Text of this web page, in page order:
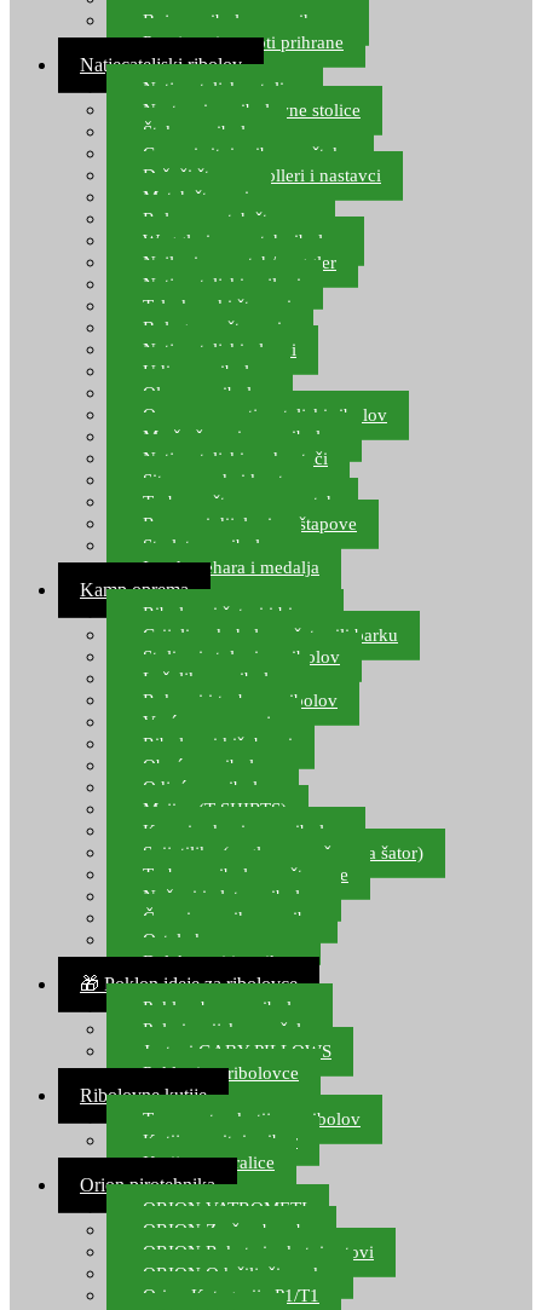
Boje za ribolovnu prihranu
Provjereni recepti prihrane
Natjecateljski ribolov
Natjecateljske stolice
Nastavci za ribolovne stolice
Šteke za ribolov
Gume i sitni pribor za šteku
Držači štapova rolleri i nastavci
Match štapovi
Role za match štapove
Waggleri za match ribolov
Najloni za match/waggler
Natjecateljski najloni
Teleskopski štapovi
Bolognese štapovi
Natjecateljski plovci
Udice za ribolov
Olovo za ribolov
Oprema za natjecateljski ribolov
Mreže čuvarice za ribolov
Natjecateljski podmetači
Sito, posude i kante
Torbe za štapove – match
Rezervni dijelovi za štapove
Starlete za ribolov
Izrada pehara i medalja
Kamp oprema
Ribolovni šatori i bivvy
Grijalice, kuhala za šator ili barku
Stolice i stolovi za ribolov
Ležaljke za ribolov
Ruksaci i torbe za ribolov
Vreće za spavanje
Ribolovni kišobrani
Obuća za ribolov
Odjeća za ribolov
Majice (T-SHIRTS)
Kape i rukavice za ribolov
Svijetiljke (naglavne, ručne, za šator)
Torbe za ribolovne štapove
Noževi i alat za ribolov
Čamci za prihranu ribe
Ostala kamp oprema
Dalekozori i optika
🎁 Poklon ideje za ribolovce
Poklon bon za ribolov
Polarizacijske naočale
Jastuci GABY PILLOWS
Pokloni za ribolovce
Ribolovne kutije
Transportne kutije za ribolov
Kutije za sitni pribor
Kutije za varalice
Orion pirotehnika
ORION VATROMETI
ORION Zračne bombe
ORION Rakete i raketni setovi
ORION Odašiljači zvuka
Orion Kategorija P1/T1